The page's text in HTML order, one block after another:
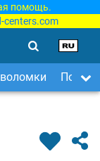
помощь.
centers.com
Поиск